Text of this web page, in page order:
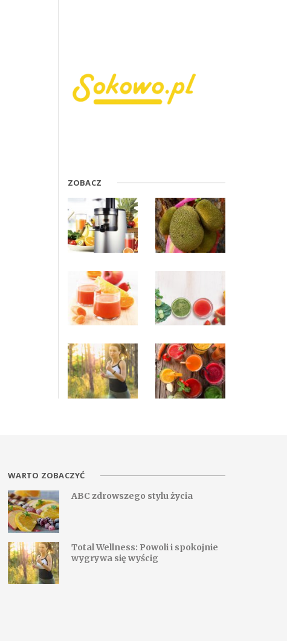
ZOBACZ
WARTO ZOBACZYĆ
ABC zdrowszego stylu życia
Total Wellness: Powoli i spokojnie
wygrywa się wyścig